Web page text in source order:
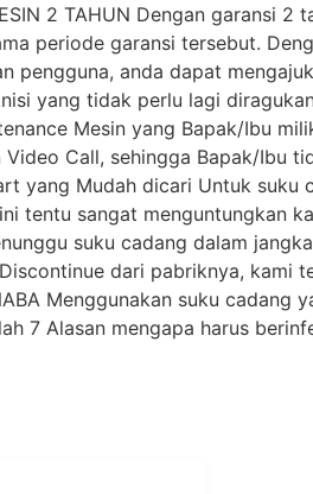
2 TAHUN Dengan garansi 2
periode garansi tersebut.
pengguna, anda dapat
yang tidak perlu lagi
Mesin yang Bapak/Ibu
Call, sehingga Bapak/Ibu
yang Mudah dicari Untuk suku
tentu sangat menguntungkan
suku cadang dalam
dari pabriknya, kami
Menggunakan suku cadang
7 Alasan mengapa harus